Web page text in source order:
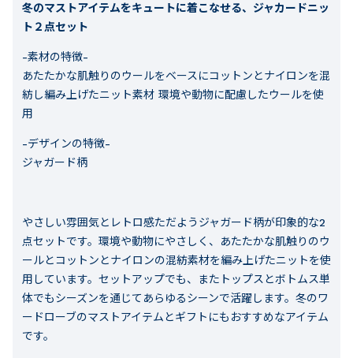
冬のマストアイテムをキュートに着こなせる、ジャカードニッ
ト２点セット
-素材の特徴-
あたたかな肌触りのウールをベースにコットンとナイロンを混
紡し編み上げたニット素材 環境や動物に配慮したウールを使
用
-デザインの特徴-
ジャガード柄
やさしい雰囲気とレトロ感ただようジャガード柄が印象的な2
点セットです。環境や動物にやさしく、あたたかな肌触りのウ
ールとコットンとナイロンの混紡素材を編み上げたニットを使
用しています。セットアップでも、またトップスとボトムス単
体でもシーズンを通じてあらゆるシーンで活躍します。冬のワ
ードローブのマストアイテムとギフトにもおすすめなアイテム
です。